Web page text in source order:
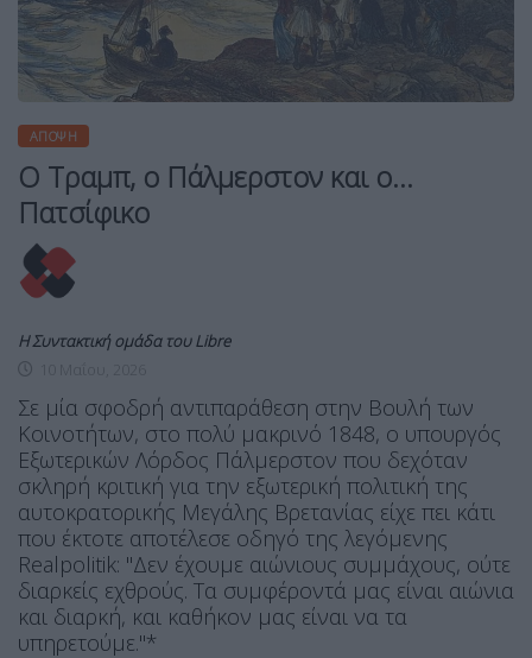
ΆΠΟΨΗ
Ο Τραμπ, ο Πάλμερστον και ο…
Πατσίφικο
Η Συντακτική ομάδα του Libre
Σε μία σφοδρή αντιπαράθεση στην Βουλή των
Κοινοτήτων, στο πολύ μακρινό 1848, ο υπουργός
Εξωτερικών Λόρδος Πάλμερστον που δεχόταν
σκληρή κριτική για την εξωτερική πολιτική της
αυτοκρατορικής Μεγάλης Βρετανίας είχε πει κάτι
που έκτοτε αποτέλεσε οδηγό της λεγόμενης
Realpolitik: "Δεν έχουμε αιώνιους συμμάχους, ούτε
διαρκείς εχθρούς. Τα συμφέροντά μας είναι αιώνια
και διαρκή, και καθήκον μας είναι να τα
υπηρετούμε."*